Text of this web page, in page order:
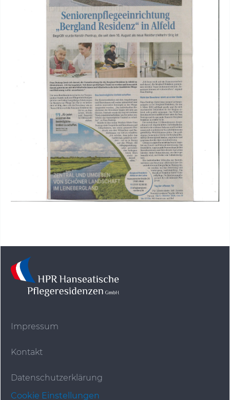
Impressum
Kontakt
Datenschutzerklärung
Cookie Einstellungen